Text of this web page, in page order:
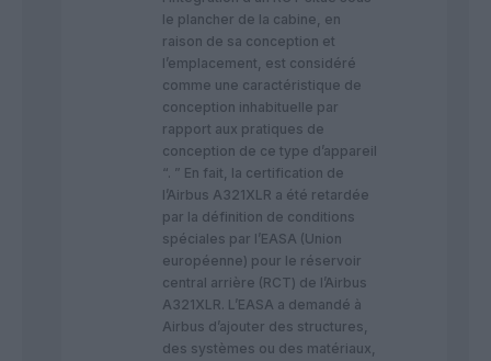
le plancher de la cabine, en
raison de sa conception et
l’emplacement, est considéré
comme une caractéristique de
conception inhabituelle par
rapport aux pratiques de
conception de ce type d’appareil
“. ” En fait, la certification de
l’Airbus A321XLR a été retardée
par la définition de conditions
spéciales par l’EASA (Union
européenne) pour le réservoir
central arrière (RCT) de l’Airbus
A321XLR. L’EASA a demandé à
Airbus d’ajouter des structures,
des systèmes ou des matériaux,